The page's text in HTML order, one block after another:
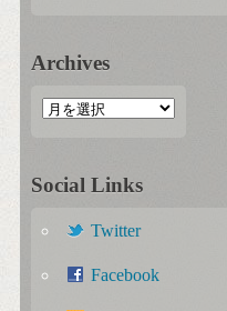
Archives
Social Links
Twitter
Facebook